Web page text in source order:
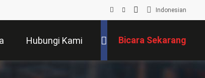
Indonesian
Hubungi Kami Bicara Sekarang